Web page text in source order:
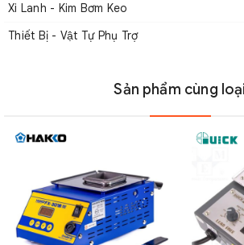
1800W
Độ ẩm môi trường làm
Nhiệt độ điều chỉnh 0 –
Xi Lanh - Kim Bơm Keo
Thiết Bị - Vật Tự Phụ Trợ
Sản phẩm cùng